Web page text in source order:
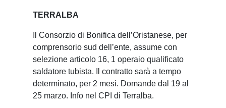
TERRALBA
Il Consorzio di Bonifica dell’Oristanese, per
comprensorio sud dell’ente, assume con
selezione articolo 16, 1 operaio qualificato
saldatore tubista. Il contratto sarà a tempo
determinato, per 2 mesi. Domande dal 19 al
25 marzo. Info nel CPI di Terralba.